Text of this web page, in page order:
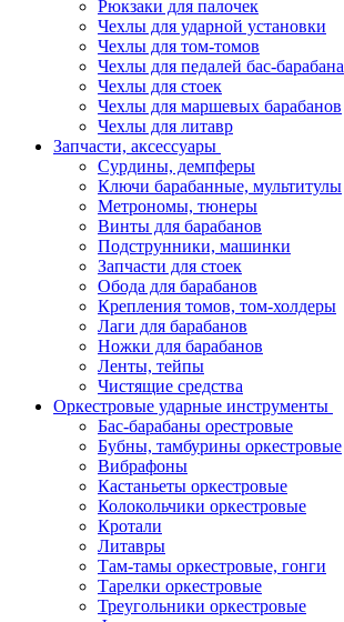
Рюкзаки для палочек
Чехлы для ударной установки
Чехлы для том-томов
Чехлы для педалей бас-барабана
Чехлы для стоек
Чехлы для маршевых барабанов
Чехлы для литавр
Запчасти, аксессуары
Сурдины, демпферы
Ключи барабанные, мультитулы
Метрономы, тюнеры
Винты для барабанов
Подструнники, машинки
Запчасти для стоек
Обода для барабанов
Крепления томов, том-холдеры
Лаги для барабанов
Ножки для барабанов
Ленты, тейпы
Чистящие средства
Оркестровые ударные инструменты
Бас-барабаны орестровые
Бубны, тамбурины оркестровые
Вибрафоны
Кастаньеты оркестровые
Колокольчики оркестровые
Кротали
Литавры
Там-тамы оркестровые, гонги
Тарелки оркестровые
Треугольники оркестровые